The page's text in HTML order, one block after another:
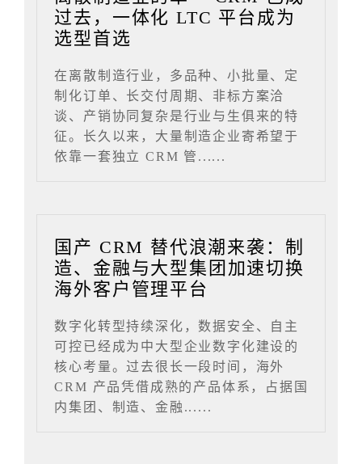
过去，一体化 LTC 平台成为
选型首选
在离散制造行业，多品种、小批量、定
制化订单、长交付周期、非标方案洽
谈、产销协同复杂是行业与生俱来的特
征。长久以来，大量制造企业寄希望于
依靠一套独立 CRM 管......
国产 CRM 替代浪潮来袭：制
造、金融与大型集团加速切换
海外客户管理平台
数字化转型持续深化，数据安全、自主
可控已经成为中大型企业数字化建设的
核心考量。过去很长一段时间，海外
CRM 产品凭借成熟的产品体系，占据国
内集团、制造、金融......